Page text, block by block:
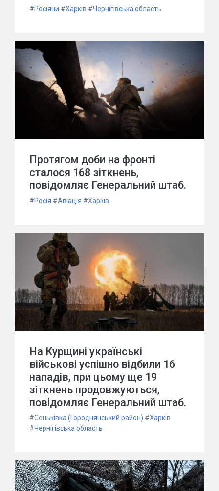
#Росіяни #Харків #Чернігівська область
Протягом доби на фронті
сталося 168 зіткнень,
повідомляє Генеральний штаб.
#Росія #Авіація #Харків
На Курщині українські
військові успішно відбили 16
нападів, при цьому ще 19
зіткнень продовжуються,
повідомляє Генеральний штаб.
#Сеньківка (Городнянський район) #Харків
#Чернігівська область